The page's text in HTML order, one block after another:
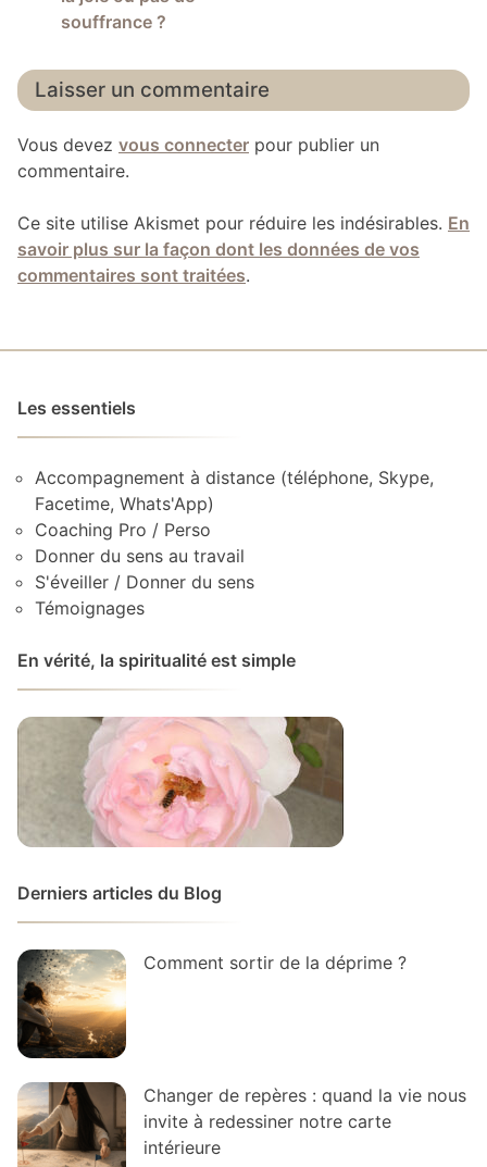
l’article
souffrance ?
Laisser un commentaire
Vous devez vous connecter pour publier un
commentaire.
Ce site utilise Akismet pour réduire les indésirables. En
savoir plus sur la façon dont les données de vos
commentaires sont traitées.
Les essentiels
Accompagnement à distance (téléphone, Skype,
Facetime, Whats'App)
Coaching Pro / Perso
Donner du sens au travail
S'éveiller / Donner du sens
Témoignages
En vérité, la spiritualité est simple
Derniers articles du Blog
Comment sortir de la déprime ?
Changer de repères : quand la vie nous
invite à redessiner notre carte
intérieure